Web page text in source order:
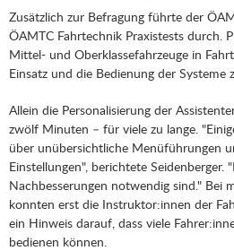
Zusätzlich zur Befragung führte der
ÖAMTC Fahrtechnik Praxistests durch.
Mittel- und Oberklassefahrzeuge in
Einsatz und die Bedienung der Systeme
Allein die Personalisierung der
zwölf Minuten – für viele zu lange.
über unübersichtliche Menüführungen
Einstellungen", berichtete Seidenberger.
Nachbesserungen notwendig sind." Bei
konnten erst die Instruktor:innen der
ein Hinweis darauf, dass viele
bedienen können.